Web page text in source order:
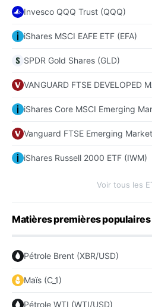
Invesco QQQ Trust (QQQ)
iShares MSCI EAFE ETF (EFA)
SPDR Gold Shares (GLD)
VANGUARD FTSE DEVELOPED
iShares Core MSCI Emerging
Vanguard FTSE Emerging
iShares Russell 2000 ETF (IWM)
Voir tous les
Matières premières populaires
Pétrole Brent (XBR/USD)
Maïs (C_1)
Pétrole WTI (WTI/USD)